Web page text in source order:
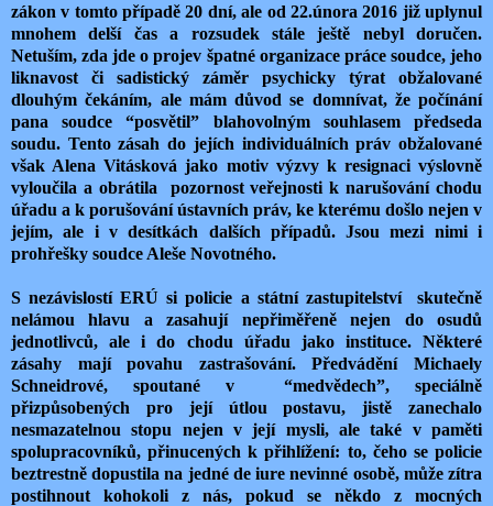
zákon v tomto případě 20 dní, ale od 22.února 2016 již uplynul
mnohem delší čas a rozsudek stále ještě nebyl doručen.
Netuším, zda jde o projev špatné organizace práce soudce, jeho
liknavost či sadistický záměr psychicky týrat obžalované
dlouhým čekáním, ale mám důvod se domnívat, že počínání
pana soudce “posvětil” blahovolným souhlasem předseda
soudu. Tento zásah do jejích individuálních práv obžalované
však Alena Vitásková jako motiv výzvy k resignaci výslovně
vyloučila a obrátila pozornost veřejnosti k narušování chodu
úřadu a k porušování ústavních práv, ke kterému došlo nejen v
jejím, ale i v desítkách dalších případů. Jsou mezi nimi i
prohřešky soudce Aleše Novotného.
S nezávislostí ERÚ si policie a státní zastupitelství skutečně
nelámou hlavu a zasahují nepřiměřeně nejen do osudů
jednotlivců, ale i do chodu úřadu jako instituce. Některé
zásahy mají povahu zastrašování. Předvádění Michaely
Schneidrové, spoutané v “medvědech”, speciálně
přizpůsobených pro její útlou postavu, jistě zanechalo
nesmazatelnou stopu nejen v její mysli, ale také v paměti
spolupracovníků, přinucených k přihlížení: to, čeho se policie
beztrestně dopustila na jedné de iure nevinné osobě, může zítra
postihnout kohokoli z nás, pokud se někdo z mocných